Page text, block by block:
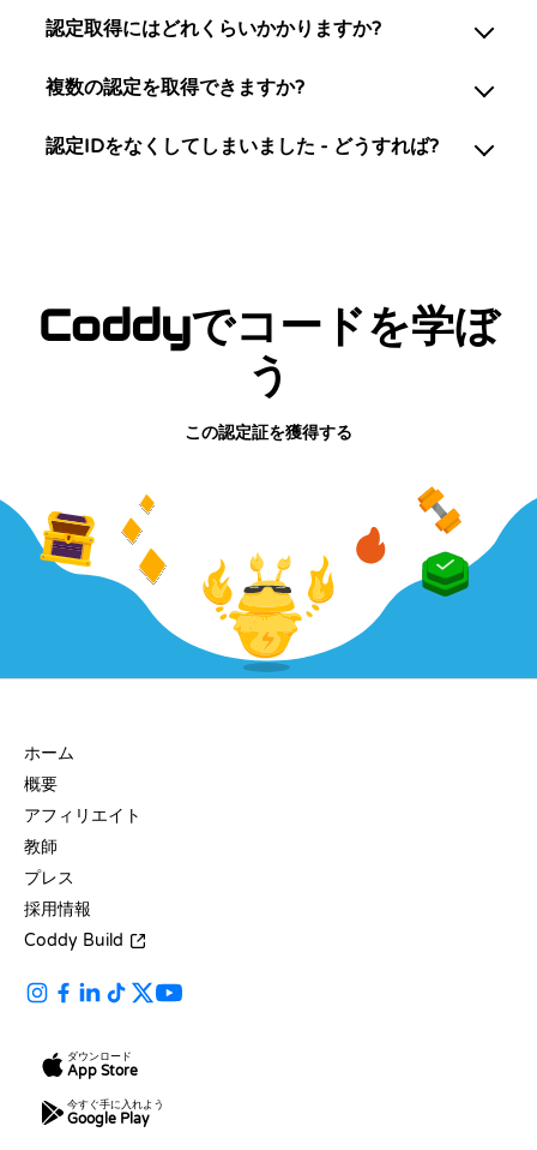
認定取得にはどれくらいかかりますか?
複数の認定を取得できますか?
認定IDをなくしてしまいました - どうすれば?
Coddyでコードを学ぼ
う
この認定証を獲得する
ホーム
概要
アフィリエイト
教師
プレス
採用情報
Coddy Build
ダウンロード
App Store
今すぐ手に入れよう
Google Play